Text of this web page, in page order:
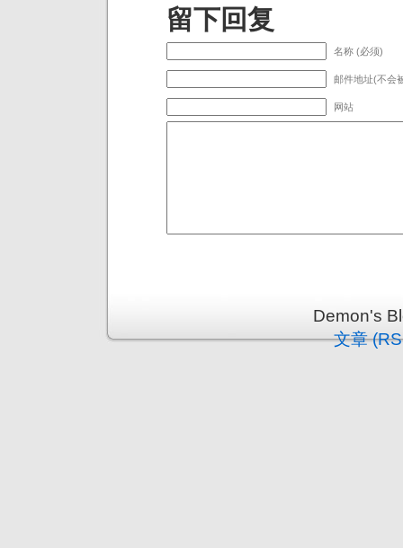
留下回复
名称 (必须)
邮件地址(不会
网站
Demon's
文章